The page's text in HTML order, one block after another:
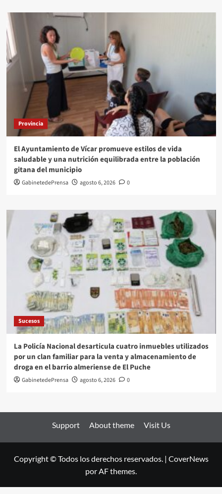
Provincia
El Ayuntamiento de Vícar promueve estilos de vida
saludable y una nutrición equilibrada entre la población
gitana del municipio
GabinetedePrensa agosto 6, 2026 0
Sucesos
La Policía Nacional desarticula cuatro inmuebles utilizados
por un clan familiar para la venta y almacenamiento de
droga en el barrio almeriense de El Puche
GabinetedePrensa agosto 6, 2026 0
Support About theme Visit Us
Copyright © Todos los derechos reservados. | CoverNews
por AF themes.